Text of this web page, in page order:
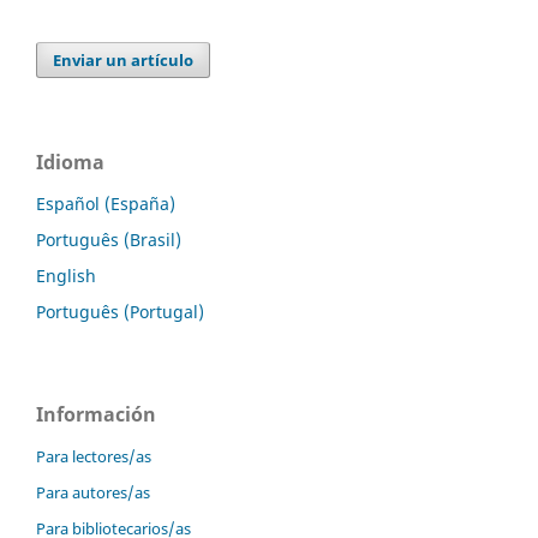
Enviar un artículo
Idioma
Español (España)
Português (Brasil)
English
Português (Portugal)
Información
Para lectores/as
Para autores/as
Para bibliotecarios/as